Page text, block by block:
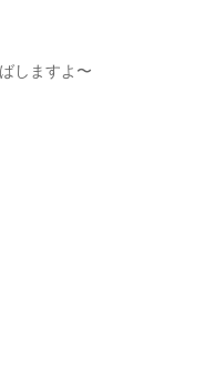
しますよ〜